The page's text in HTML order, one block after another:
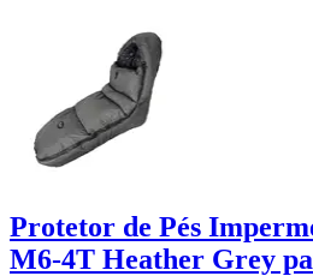
Protetor de Pés
M6-4T Heather Grey